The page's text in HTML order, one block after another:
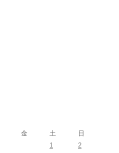
金 土
日
1
2